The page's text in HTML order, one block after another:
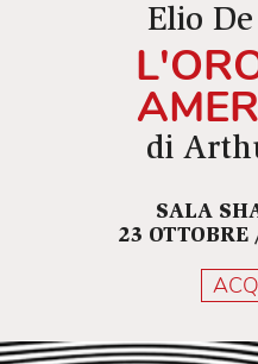
Elio
di
SALA
23 OTTOBRE